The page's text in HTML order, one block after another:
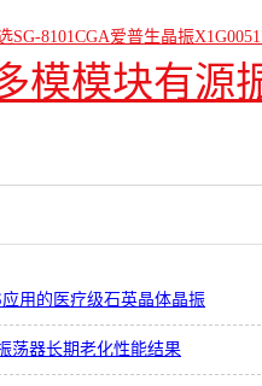
SG-8101CGA爱普生晶振
模模块有源
用的医疗级石英晶体晶振
荡器长期老化性能结果